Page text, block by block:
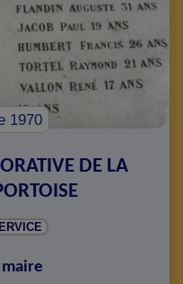
1970
DE LA